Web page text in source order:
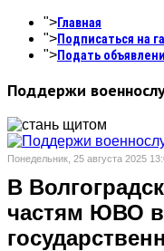
">Главная
">Подписаться на
">Подать
Поддержи
Понедельник, 25 августа 2025
В
частям ЮВО